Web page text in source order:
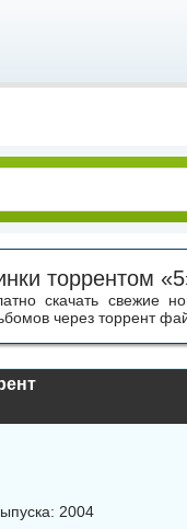
торрентом
скачать свежие
через торрент
2004